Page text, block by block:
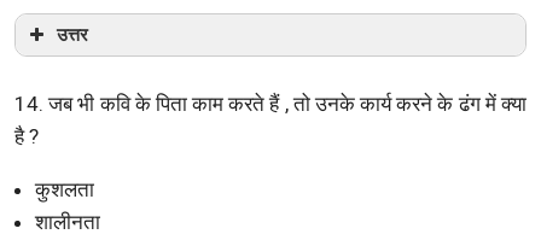
उत्तर
14. जब भी कवि के पिता काम करते हैं , तो उनके कार्य करने के ढंग में क्या
है ?
कुशलता
शालीनता